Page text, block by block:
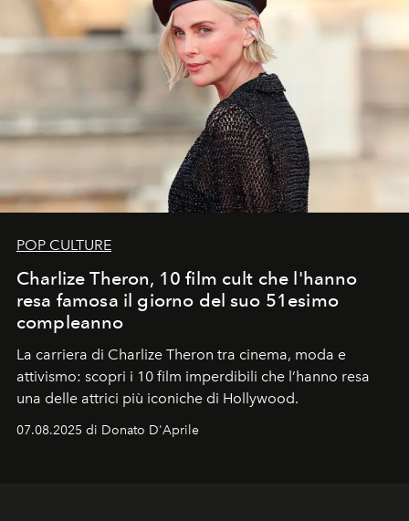
POP CULTURE
Charlize Theron, 10 film cult che l'hanno
resa famosa il giorno del suo 51esimo
compleanno
La carriera di Charlize Theron tra cinema, moda e
attivismo: scopri i 10 film imperdibili che l’hanno resa
una delle attrici più iconiche di Hollywood.
07.08.2025 di Donato D'Aprile